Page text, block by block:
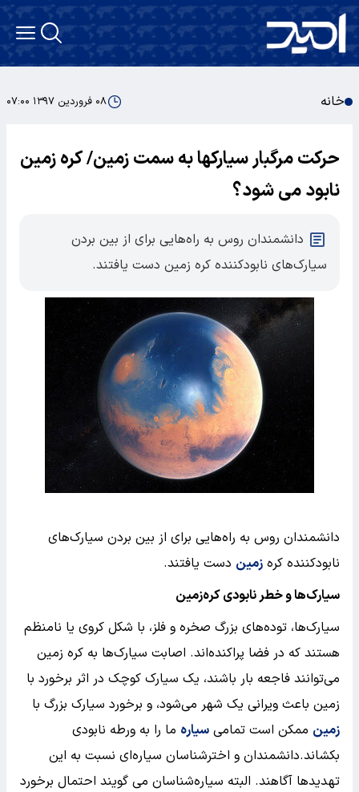
خانه ۰۸ فروردین ۱۳۹۷ ۰۷:۰۰
حرکت مرگبار سیارک‎ها به سمت زمین/ کره زمین
نابود می شود؟
دانشمندان روس به راه‌هایی برای از بین بردن
سیارک‌های نابودکننده کره‌ زمین دست یافتند.
دانشمندان روس به راه‌هایی برای از بین بردن سیارک‌های
نابودکننده کره‌ زمین دست یافتند.
سیارک‌ها و خطر نابودی کره‌زمین
سیارک‌ها، توده‌های بزرگ صخره و فلز، با شکل کروی یا نامنظم
هستند که در فضا پراکنده‌اند. اصابت سیارک‌ها به کره زمین
می‌توانند فاجعه بار باشند، یک سیارک کوچک در اثر برخورد با
زمین باعث ویرانی یک شهر می‌شود، و برخورد سیارک بزرگ با
زمین ممکن است تمامی سیاره ما را به ورطه نابودی
بکشاند.دانشمندان و اخترشناسان سیاره‌ای نسبت به این
تهدیدها آگاهند. البته سیاره‌شناسان می گویند احتمال برخورد